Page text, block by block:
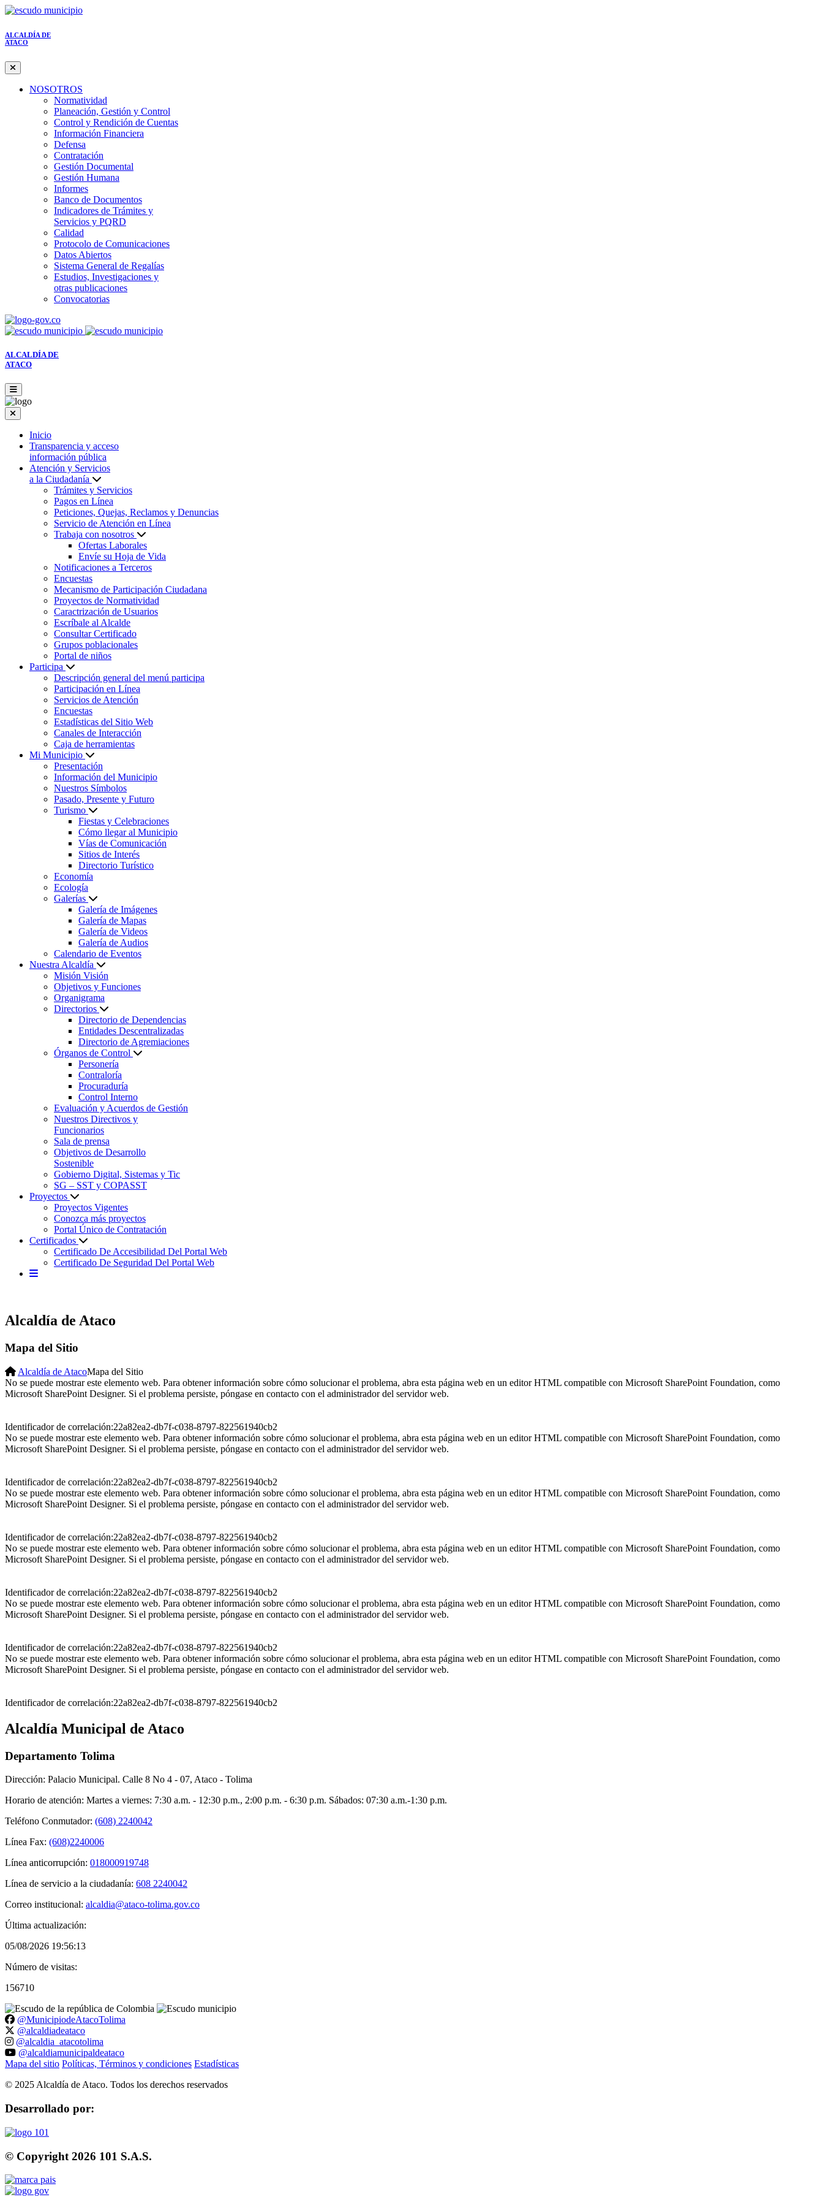
ALCALDÍA DE
ATACO
NOSOTROS
Normatividad
Planeación, Gestión y Control
Control y Rendición de Cuentas
Información Financiera
Defensa
Contratación
Gestión Documental
Gestión Humana
Informes
Banco de Documentos
Indicadores de Trámites y
Servicios y PQRD
Calidad
Protocolo de Comunicaciones
Datos Abiertos
Sistema General de Regalías
Estudios, Investigaciones y
otras publicaciones
Convocatorias
ALCALDÍA DE
ATACO
Inicio
Transparencia y acceso
información pública
Atención y Servicios
a la Ciudadanía
Trámites y Servicios
Pagos en Línea
Peticiones, Quejas, Reclamos y Denuncias
Servicio de Atención en Línea
Trabaja con nosotros
Ofertas Laborales
Envíe su Hoja de Vida
Notificaciones a Terceros
Encuestas
Mecanismo de Participación Ciudadana
Proyectos de Normatividad
Caractrización de Usuarios
Escríbale al Alcalde
Consultar Certificado
Grupos poblacionales
Portal de niños
Participa
Descripción general del menú participa
Participación en Línea
Servicios de Atención
Encuestas
Estadísticas del Sitio Web
Canales de Interacción
Caja de herramientas
Mi Municipio
Presentación
Información del Municipio
Nuestros Símbolos
Pasado, Presente y Futuro
Turismo
Fiestas y Celebraciones
Cómo llegar al Municipio
Vías de Comunicación
Sitios de Interés
Directorio Turístico
Economía
Ecología
Galerías
Galería de Imágenes
Galería de Mapas
Galería de Videos
Galería de Audios
Calendario de Eventos
Nuestra Alcaldía
Misión Visión
Objetivos y Funciones
Organigrama
Directorios
Directorio de Dependencias
Entidades Descentralizadas
Directorio de Agremiaciones
Órganos de Control
Personería
Contraloría
Procuraduría
Control Interno
Evaluación y Acuerdos de Gestión
Nuestros Directivos y
Funcionarios
Sala de prensa
Objetivos de Desarrollo
Sostenible
Gobierno Digital, Sistemas y Tic
SG – SST y COPASST
Proyectos
Proyectos Vigentes
Conozca más proyectos
Portal Único de Contratación
Certificados
Certificado De Accesibilidad Del Portal Web
Certificado De Seguridad Del Portal Web
Alcaldía de Ataco
Mapa del Sitio
Alcaldía de AtacoMapa del Sitio
No se puede mostrar este elemento web. Para obtener información sobre cómo solucionar el problema, abra esta página web en un editor HTML compatible con Microsoft SharePoint Foundation, como
Microsoft SharePoint Designer. Si el problema persiste, póngase en contacto con el administrador del servidor web.
Identificador de correlación:22a82ea2-db7f-c038-8797-822561940cb2
No se puede mostrar este elemento web. Para obtener información sobre cómo solucionar el problema, abra esta página web en un editor HTML compatible con Microsoft SharePoint Foundation, como
Microsoft SharePoint Designer. Si el problema persiste, póngase en contacto con el administrador del servidor web.
Identificador de correlación:22a82ea2-db7f-c038-8797-822561940cb2
No se puede mostrar este elemento web. Para obtener información sobre cómo solucionar el problema, abra esta página web en un editor HTML compatible con Microsoft SharePoint Foundation, como
Microsoft SharePoint Designer. Si el problema persiste, póngase en contacto con el administrador del servidor web.
Identificador de correlación:22a82ea2-db7f-c038-8797-822561940cb2
No se puede mostrar este elemento web. Para obtener información sobre cómo solucionar el problema, abra esta página web en un editor HTML compatible con Microsoft SharePoint Foundation, como
Microsoft SharePoint Designer. Si el problema persiste, póngase en contacto con el administrador del servidor web.
Identificador de correlación:22a82ea2-db7f-c038-8797-822561940cb2
No se puede mostrar este elemento web. Para obtener información sobre cómo solucionar el problema, abra esta página web en un editor HTML compatible con Microsoft SharePoint Foundation, como
Microsoft SharePoint Designer. Si el problema persiste, póngase en contacto con el administrador del servidor web.
Identificador de correlación:22a82ea2-db7f-c038-8797-822561940cb2
No se puede mostrar este elemento web. Para obtener información sobre cómo solucionar el problema, abra esta página web en un editor HTML compatible con Microsoft SharePoint Foundation, como
Microsoft SharePoint Designer. Si el problema persiste, póngase en contacto con el administrador del servidor web.
Identificador de correlación:22a82ea2-db7f-c038-8797-822561940cb2
Alcaldía Municipal de Ataco
Departamento Tolima
Dirección: Palacio Municipal. Calle 8 No 4 - 07, Ataco - Tolima
Horario de atención: Martes a viernes: 7:30 a.m. - 12:30 p.m., 2:00 p.m. - 6:30 p.m. Sábados: 07:30 a.m.-1:30 p.m.
Teléfono Conmutador: (608) 2240042
Línea Fax: (608)2240006
Línea anticorrupción: 018000919748
Línea de servicio a la ciudadanía: 608 2240042
Correo institucional: alcaldia@ataco-tolima.gov.co
Última actualización:
05/08/2026 19:56:13
Número de visitas:
156710
@MunicipiodeAtacoTolima
@alcaldiadeataco
@alcaldia_atacotolima
@alcaldiamunicipaldeataco
Mapa del sitio Políticas, Términos y condiciones Estadísticas
© 2025 Alcaldía de Ataco. Todos los derechos reservados
Desarrollado por:
© Copyright 2026 101 S.A.S.